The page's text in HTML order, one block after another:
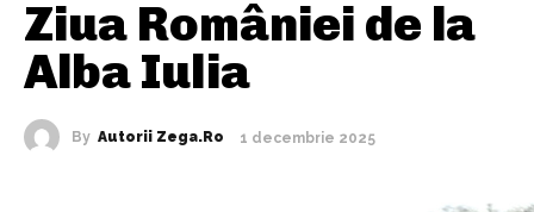
Ziua României de la
Alba Iulia
By Autorii Zega.ro 1 decembrie 2025